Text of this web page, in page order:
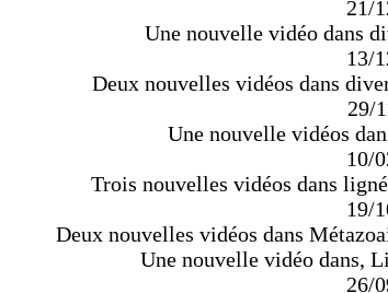
21/
Une nouvelle vidéo dans
13/
Deux nouvelles vidéos dans
29/
Une nouvelle vidéos
10/
Trois nouvelles vidéos dans
19/
Deux nouvelles vidéos dans
Une nouvelle vidéo dans,
26/